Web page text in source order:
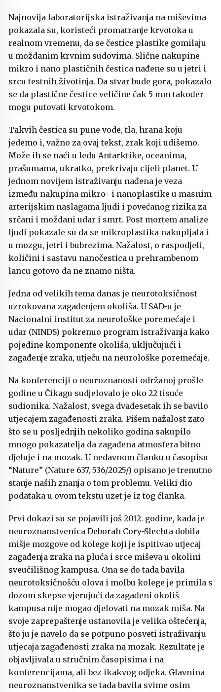
Najnovija laboratorijska istraživanja na miševima
pokazala su, koristeći promatranje krvotoka u
realnom vremenu, da se čestice plastike gomilaju
u moždanim krvnim sudovima. Slične nakupine
mikro i nano plastičnih čestica nađene su u jetri i
srcu testnih životinja. Da stvar bude gora, pokazalo
se da plastične čestice veličine čak 5 mm također
mogu putovati krvotokom.
Takvih čestica su pune vode, tla, hrana koju
jedemo i, važno za ovaj tekst, zrak koji udišemo.
Može ih se naći u ledu Antarktike, oceanima,
prašumama, ukratko, prekrivaju cijeli planet. U
jednom novijem istraživanju nađena je veza
između nakupina mikro- i nanoplastike u masnim
arterijskim naslagama ljudi i povećanog rizika za
srčani i moždani udar i smrt. Post mortem analize
ljudi pokazale su da se mikroplastika nakupljala i
u mozgu, jetri i bubrezima. Nažalost, o raspodjeli,
količini i sastavu nanočestica u prehrambenom
lancu gotovo da ne znamo ništa.
Jedna od velikih tema danas je neurotoksičnost
uzrokovana zagađenjem okoliša. U SAD-u je
Nacionalni institut za neurološke poremećaje i
udar (NINDS) pokrenuo program istraživanja kako
pojedine komponente okoliša, uključujući i
zagađenje zraka, utječu na neurološke poremećaje.
Na konferenciji o neuroznanosti održanoj prošle
godine u Čikagu sudjelovalo je oko 22 tisuće
sudionika. Nažalost, svega dvadesetak ih se bavilo
utjecajem zagađenosti zraka. Pišem nažalost zato
što se u posljednjih nekoliko godina sakupilo
mnogo pokazatelja da zagađena atmosfera bitno
djeluje i na mozak. U nedavnom članku u časopisu
“Nature” (Nature 637, 536/2025/) opisano je trenutno
stanje naših znanja o tom problemu. Veliki dio
podataka u ovom tekstu uzet je iz tog članka.
Prvi dokazi su se pojavili još 2012. godine, kada je
neuroznanstvenica Deborah Cory-Slechta dobila
mišje mozgove od kolege koji je ispitivao utjecaj
zagađenja zraka na pluća i srce miševa u okolini
sveučilišnog kampusa. Ona se do tada bavila
neurotoksičnošću olova i molbu kolege je primila s
dozom skepse vjerujući da zagađeni okoliš
kampusa nije mogao djelovati na mozak miša. Na
svoje zaprepaštenje ustanovila je velika oštećenja,
što ju je navelo da se potpuno posveti istraživanju
utjecaja zagađenosti zraka na mozak. Rezultate je
objavljivala u stručnim časopisima i na
konferencijama, ali bez ikakvog odjeka. Glavnina
neuroznanstvenika se tada bavila svime osim